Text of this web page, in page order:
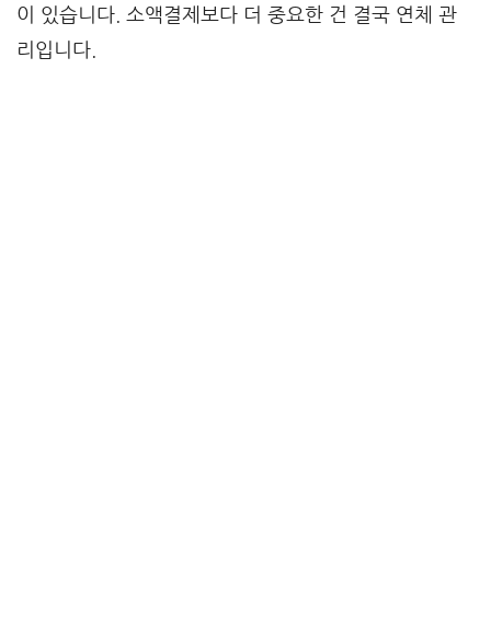
이 있습니다. 소액결제보다 더 중요한 건 결국 연체 관
리입니다.